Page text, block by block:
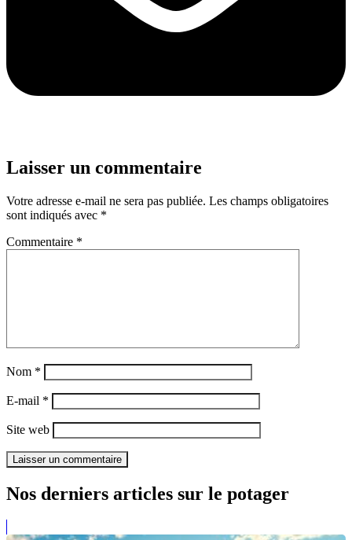
Laisser un commentaire
Votre adresse e-mail ne sera pas publiée. Les champs obligatoires
sont indiqués avec *
Commentaire *
Nom *
E-mail *
Site web
Nos derniers articles sur le potager